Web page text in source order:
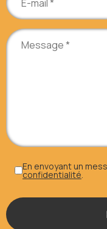
En envoyant un
confidentialité.